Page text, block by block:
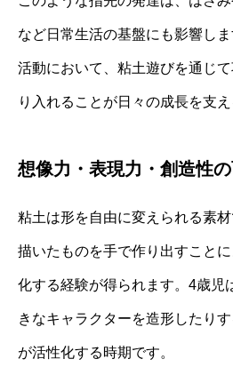
など日常生活の基盤にも影響し
活動において、粘土遊びを通じ
り入れることが日々の成長を支え
想像力・表現力・創造性
粘土は形を自由に変えられる素
描いたものを手で作り出すこと
化する経験が得られます。4歳児
きなキャラクターを造形したり
が活性化する時期です。